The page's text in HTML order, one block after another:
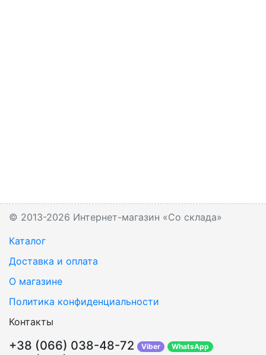
© 2013-2026 Интернет-магазин «Со склада»
Каталог
Доставка и оплата
О магазине
Политика конфиденциальности
Контакты
+38 (066) 038-48-72 Viber WhatsApp